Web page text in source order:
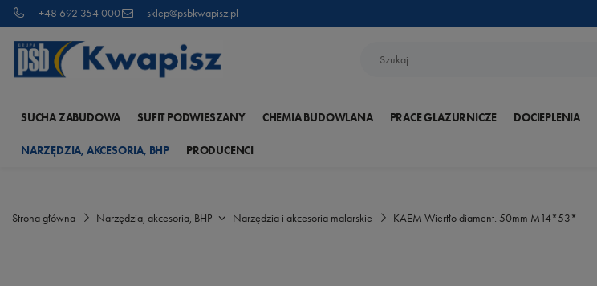
+48 692 354 000 sklep@psbkwapisz.pl
SUCHA ZABUDOWA SUFIT PODWIESZANY CHEMIA BUDOWLANA PRACE GLAZURNICZE DOCIEPLENIA
NARZĘDZIA, AKCESORIA, BHP PRODUCENCI
Strona główna Narzędzia, akcesoria, BHP Narzędzia i akcesoria malarskie KAEM Wiertło diament. 50mm M14*53*